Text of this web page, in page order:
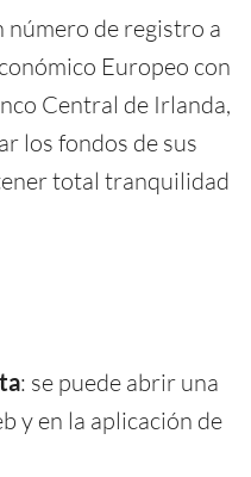
número de registro a
Europeo con
Central de Irlanda,
los fondos de sus
total tranquilidad
: se puede abrir una
y en la aplicación de